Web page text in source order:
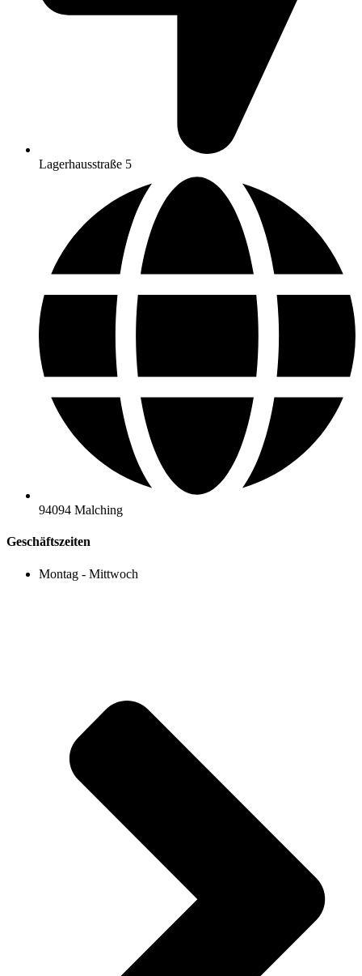
Lagerhausstraße 5
94094 Malching
Geschäftszeiten
Montag - Mittwoch